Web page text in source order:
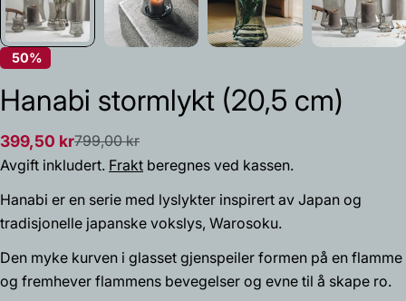
50%
Hanabi stormlykt (20,5 cm)
Salgs
pris
399,50 kr
Vanlig
pris
799,00 kr
Avgift inkludert. Frakt beregnes ved kassen.
Hanabi er en serie med lyslykter inspirert av Japan og
tradisjonelle japanske vokslys, Warosoku.
Den myke kurven i glasset gjenspeiler formen på en flamme
og fremhever flammens bevegelser og evne til å skape ro.
Del dette produktet
ditt
epost
Din